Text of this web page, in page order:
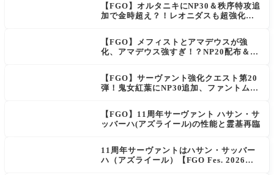
【FGO】オルタニキにNP30＆秩序特攻追
加で金時超え？！レオニダスも超強化で
【FGO】メフィストとアマデウスが強
化、アマデウス強すぎ！？NP20配布＆Ar
【FGO】サーヴァント強化クエスト第20
弾！鬼女紅葉にNP30追加、ファントムも
【FGO】11周年サーヴァント ハサン・サ
ッバーハ(アズライール)の性能と霊基再臨
11周年サーヴァントはハサン・サッバー
ハ（アズライール）【FGO Fes. 2026】